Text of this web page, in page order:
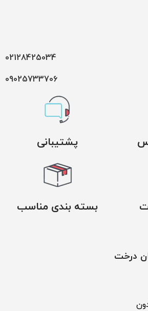
02128425034
09025733706
پشتیبانی
بسته بندی مناسب
درخت